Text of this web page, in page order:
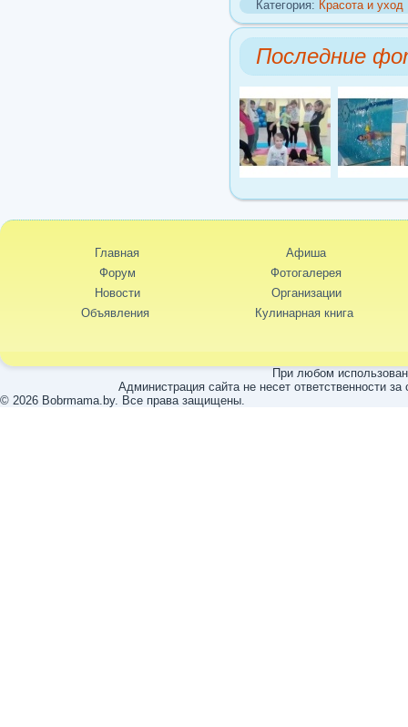
Категория: Красота и уход
Последние
Главная
Форум
Новости
Объявления
Афиша
Фотогалерея
Организации
Кулинарная книга
При любом
Администрация сайта не несет ответственности
© 2026 Bobrmama.by. Все права защищены.